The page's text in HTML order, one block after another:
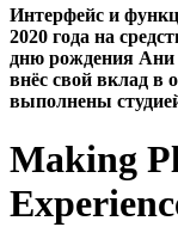
Интерфейс и
2020 года на
дню рождения Ани
внёс свой вклад в
выполнены
Making